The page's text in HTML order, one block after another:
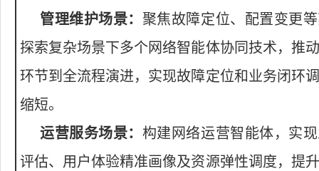
管理维护场景： 聚焦故障定位、配置变更
探索复杂场景下多个网络智能体协同技术，推
环节到全流程演进，实现故障定位和业务闭环
缩短。
运营服务场景： 构建网络运营智能体，实
评估、用户体验精准画像及资源弹性调度，提